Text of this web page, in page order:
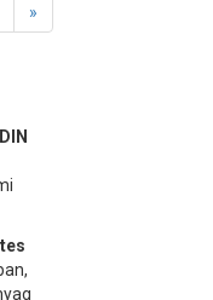
»
DIN